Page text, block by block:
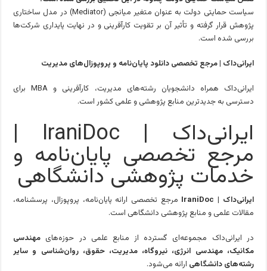
سیاست حمایتی دولت به عنوان متغیر میانجی (Mediator) در مدل ساختاری
پژوهش قرار گرفته و تأثیر آن بر تقویت کارآفرینی و در نهایت پایداری شرکت‌ها
بررسی شده است.
ایرانی‌داک | مرجع تخصصی دانلود پایان‌نامه و پروپوزال‌های مدیریت
ایرانی‌داک همراه دانشجویان رشته‌های مدیریت، کارآفرینی و MBA برای
دسترسی به جدیدترین منابع پژوهشی و علمی کشور است.
ایرانی‌داک | IraniDoc |
مرجع تخصصی پایان‌نامه و
خدمات پژوهشی دانشگاهی
ایرانی‌داک | IraniDoc
مرجع تخصصی ارائه پایان‌نامه، پروپوزال، پرسشنامه،
مقالات علمی و منابع پژوهشی دانشگاهی است.
در ایرانی‌داک مجموعه‌ای گسترده از منابع علمی در حوزه‌های مهندسی
مکانیک، مهندسی انرژی، نیروگاه، مدیریت، حقوق، روان‌شناسی و سایر
رشته‌های دانشگاهی ارائه می‌شود.